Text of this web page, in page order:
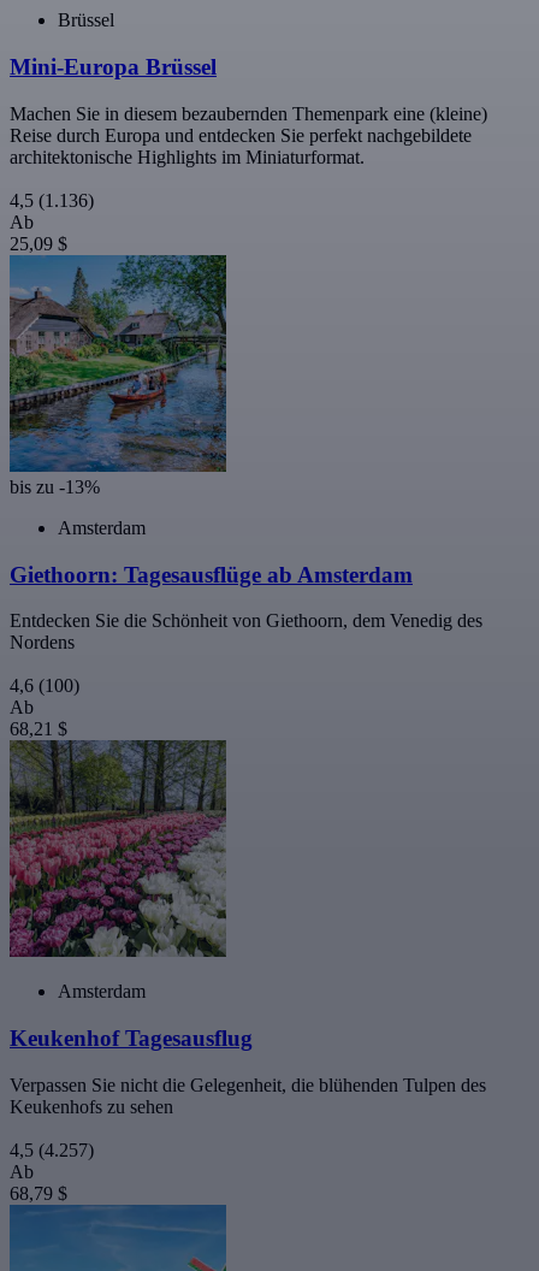
Brüssel
Mini-Europa Brüssel
Machen Sie in diesem bezaubernden Themenpark eine (kleine)
Reise durch Europa und entdecken Sie perfekt nachgebildete
architektonische Highlights im Miniaturformat.
4,5 (1.136)
Ab
25,09 $
bis zu -13%
Amsterdam
Giethoorn: Tagesausflüge ab Amsterdam
Entdecken Sie die Schönheit von Giethoorn, dem Venedig des
Nordens
4,6 (100)
Ab
68,21 $
Amsterdam
Keukenhof Tagesausflug
Verpassen Sie nicht die Gelegenheit, die blühenden Tulpen des
Keukenhofs zu sehen
4,5 (4.257)
Ab
68,79 $